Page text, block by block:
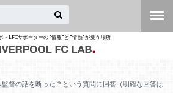
– LFCサポーターの"情報"と"情熱"が集う場所
督の話を断った？という質問に回答（明確な回答は